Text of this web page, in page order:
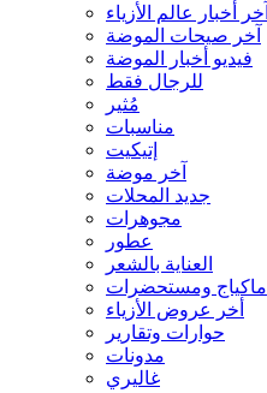
آخر أخبار عالم الأزياء
آخر صيحات الموضة
فيديو أخبار الموضة
للرجال فقط
مُثير
مناسبات
إتيكيت
آخر موضة
جديد المحلات
مجوهرات
عطور
العناية بالشعر
ماكياج ومستحضرات
أخر عروض الأزياء
حوارات وتقارير
مدونات
غاليري